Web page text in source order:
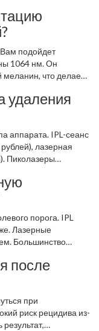
подойдет
1064 нм. Он
меланин, что делает
без специальной
удаления
аппарата. IPL-сеанс
лазерная
Пиколазеры
порога. IPL
Лазерные
Большинство
дискомфорт.
но может быть
после
при
риск рецидива из-